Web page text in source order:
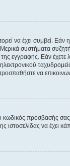
έχει συμβεί. Εάν η
συστήματα
εγγραφής. Εάν
να
πρόσβασής σας
να έχει